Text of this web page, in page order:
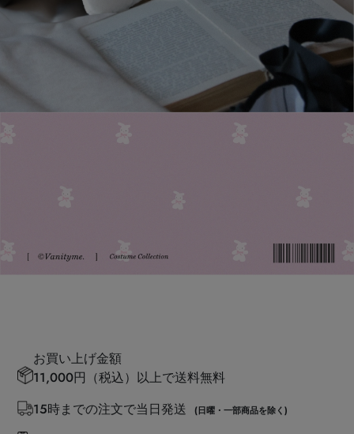
お買い上げ金額
11,000円（税込）以上で送料無料
15時までの注文で当日発送
(日曜・一部商品を除く)